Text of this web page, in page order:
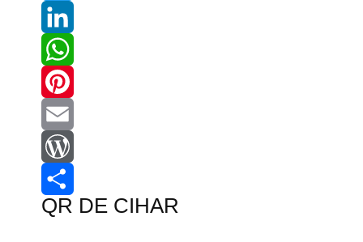
Twitter
LinkedIn
WhatsApp
Pinterest
Email
WordPress
Compartir
QR DE CIHAR